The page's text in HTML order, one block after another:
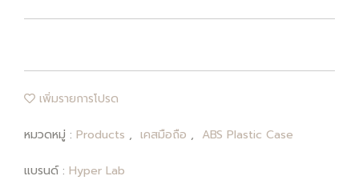
เพิ่มรายการโปรด
หมวดหมู่ : Products , เคสมือถือ , ABS Plastic Case
แบรนด์ : Hyper Lab